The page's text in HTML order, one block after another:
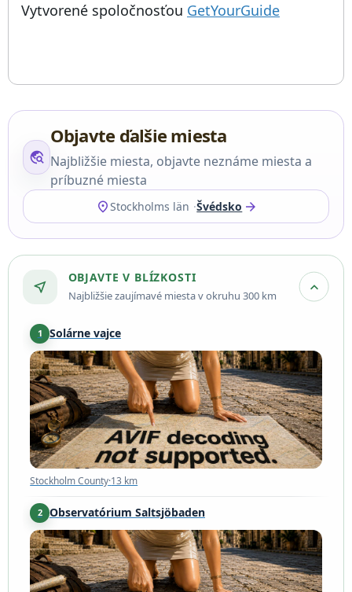
Things to do near Baňa v Ytterby, Ytterbyvägen, Ytterby
Vytvorené spoločnosťou GetYourGuide; otvorí sa
travel_explore
Objavte ďalšie miesta
Najbližšie miesta, objavte neznáme miesta a
príbuzné miesta
location_onStockholms län Švédsko arrow_forward
near_me
OBJAVTE V BLÍZKOSTI
Najbližšie zaujímavé miesta v okruhu 300 km expand_more
1 Solárne vajce
Stockholm County·13 km
Stockholm County· 13 km
2 Observatórium Saltsjöbaden
Stockholms län·17 km